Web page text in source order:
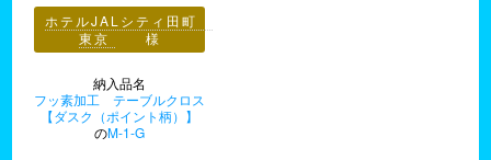
ホテルJALシティ田町
東京
様
納入品名
フッ素加工 テーブルクロス
【ダスク（ポイント柄）】
のM-1-G